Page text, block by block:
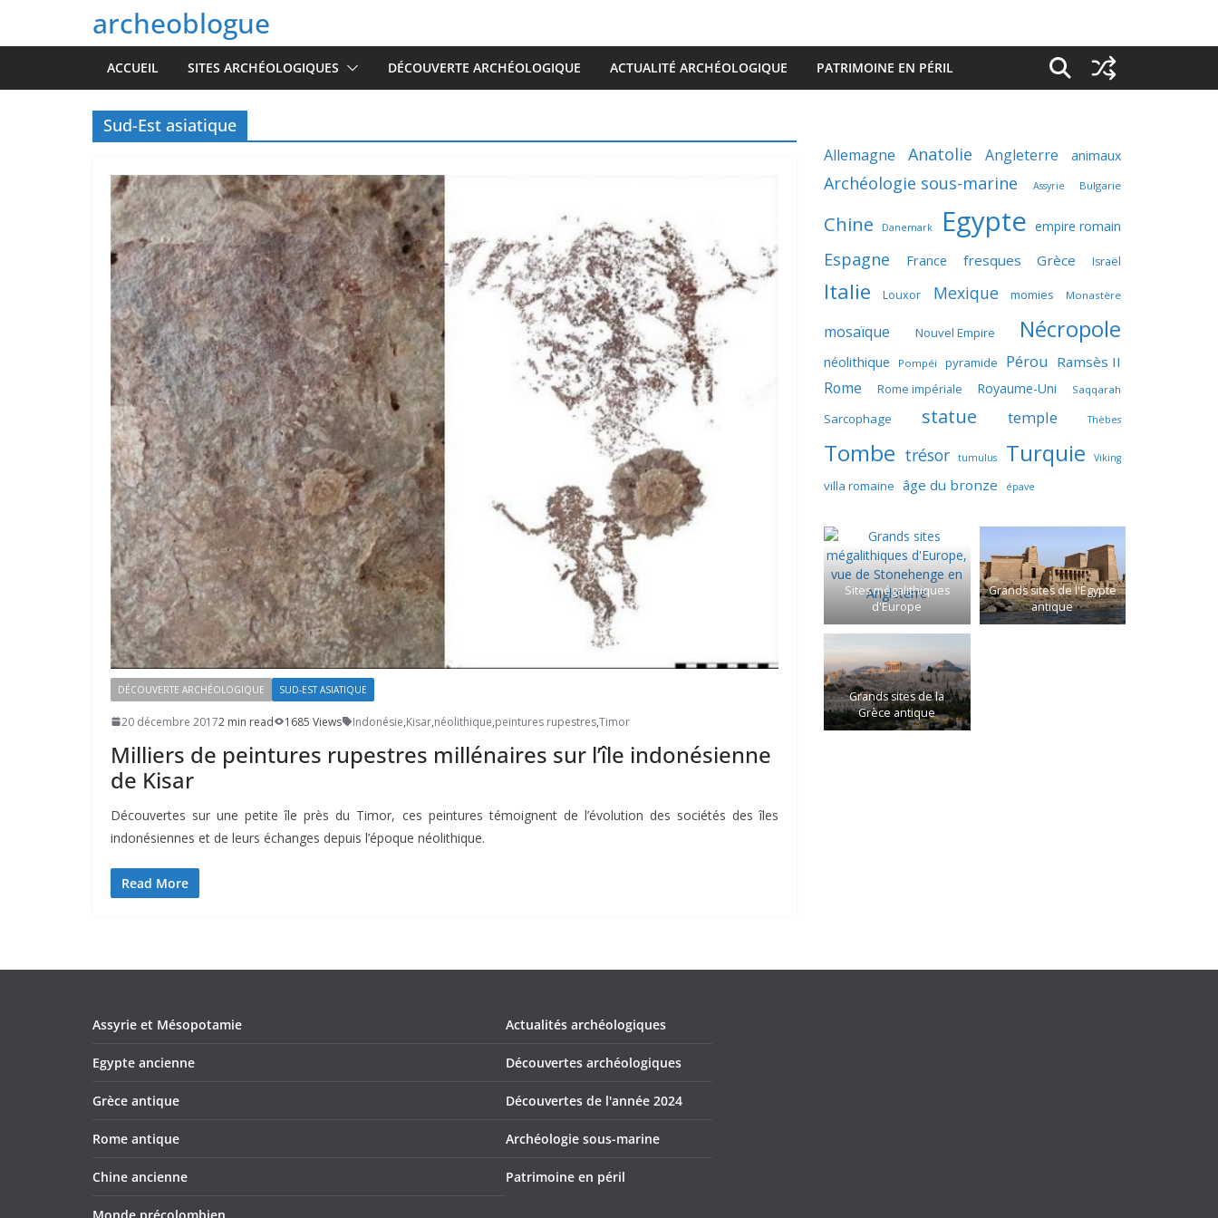
archeoblogue
ACCUEIL SITES ARCHÉOLOGIQUES DÉCOUVERTE ARCHÉOLOGIQUE ACTUALITÉ ARCHÉOLOGIQUE PATRIMOINE EN PÉRIL
Sud-Est asiatique
DÉCOUVERTE ARCHÉOLOGIQUE SUD-EST ASIATIQUE
20 décembre 20172 min read 1685 Views Indonésie,Kisar,néolithique,peintures rupestres,Timor
Milliers de peintures rupestres millénaires sur l’île indonésienne
de Kisar
Découvertes sur une petite île près du Timor, ces peintures témoignent de l’évolution des sociétés des îles
indonésiennes et de leurs échanges depuis l’époque néolithique.
Read More
Allemagne Anatolie Angleterre animaux
Archéologie sous-marine Assyrie Bulgarie
Chine Danemark Egypte empire romain
Espagne France fresques Grèce Israël
Italie Louxor Mexique momies Monastère
mosaïque Nouvel Empire Nécropole
néolithique Pompéi pyramide Pérou Ramsès II
Rome Rome impériale Royaume-Uni Saqqarah
Sarcophage statue temple Thèbes
Tombe trésor tumulus Turquie Viking
villa romaine âge du bronze épave
Sites mégalithiques
d'Europe
Grands sites de l'Egypte
antique
Grands sites de la
Grèce antique
Assyrie et Mésopotamie
Egypte ancienne
Grèce antique
Rome antique
Chine ancienne
Actualités archéologiques
Découvertes archéologiques
Découvertes de l'année 2024
Archéologie sous-marine
Patrimoine en péril